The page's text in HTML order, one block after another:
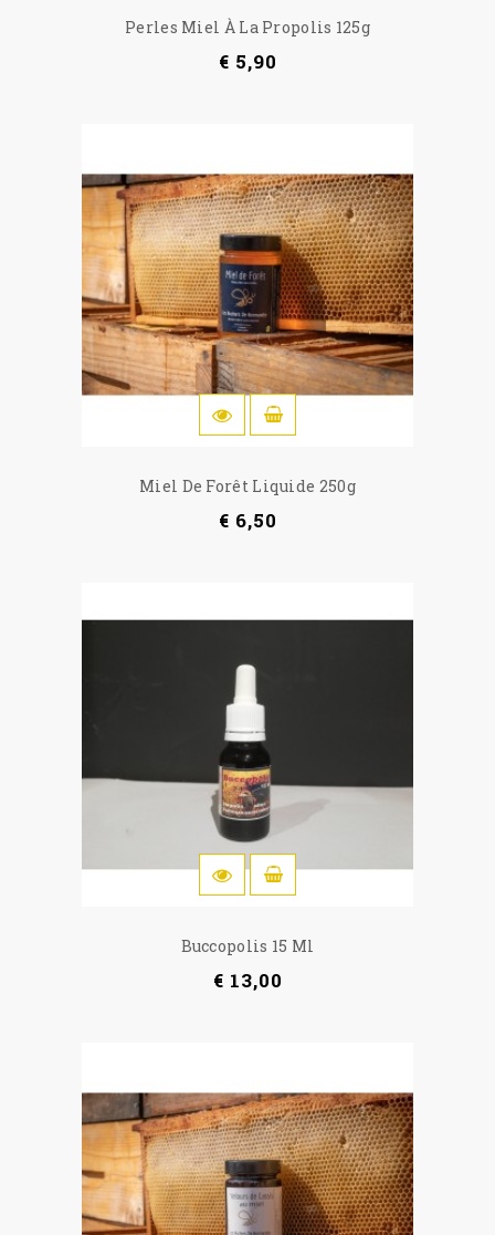
Perles Miel À La Propolis 125g
€ 5,90
Miel De Forêt Liquide 250g
€ 6,50
Buccopolis 15 Ml
€ 13,00